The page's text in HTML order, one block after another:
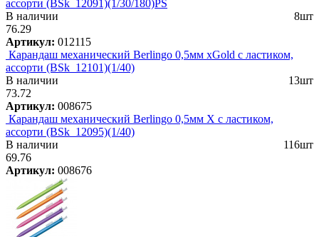
ассорти (BSk_12091)(1/30/180)PS
В наличии
8шт
76.29
Артикул: 012115
Карандаш механический Berlingo 0,5мм xGold с ластиком,
ассорти (BSk_12101)(1/40)
В наличии
13шт
73.72
Артикул: 008675
Карандаш механический Berlingo 0,5мм X с ластиком,
ассорти (BSk_12095)(1/40)
В наличии
116шт
69.76
Артикул: 008676